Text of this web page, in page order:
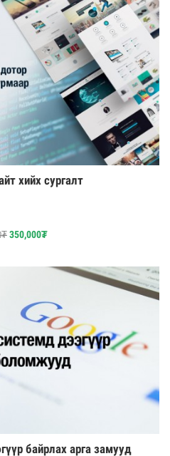
хийх сургалт
₮ 350,000₮
байрлах арга замууд